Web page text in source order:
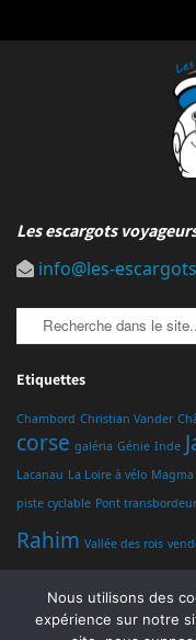
Les escargots
info@les-
Etiquettes
Chambord Christian Vander
corse galéria Génie Inde
Lacanau La Loire à vélo Magma
piste cyclable Pont transbordeur
Rahim Vallée des rois
Nous utilisons des
expérience sur notre